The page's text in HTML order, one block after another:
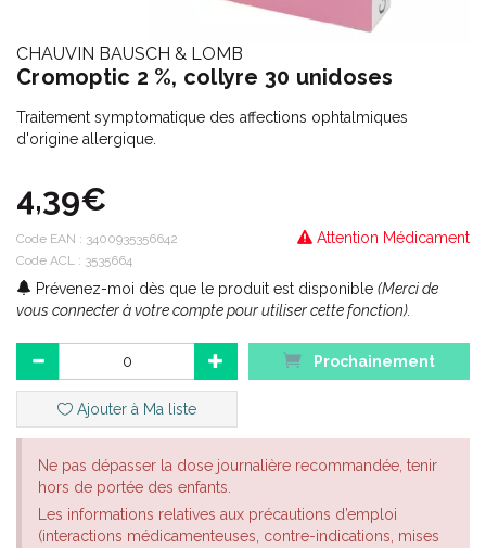
CHAUVIN BAUSCH & LOMB
Cromoptic 2 %, collyre 30 unidoses
Traitement symptomatique des affections ophtalmiques
d'origine allergique.
4,39€
Attention Médicament
Code EAN : 3400935356642
Code ACL : 3535664
Prévenez-moi dès que le produit est disponible (Merci de
vous connecter à votre compte pour utiliser cette fonction).
Prochainement
Ajouter à Ma liste
Ne pas dépasser la dose journalière recommandée, tenir
hors de portée des enfants.
Les informations relatives aux précautions d’emploi
(interactions médicamenteuses, contre-indications, mises